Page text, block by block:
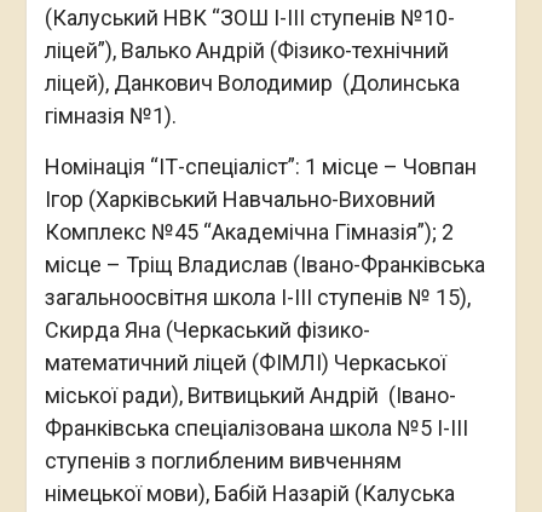
(Калуський НВК “ЗОШ І-ІІІ ступенів №10-
ліцей”), Валько Андрій (Фізико-технічний
ліцей), Данкович Володимир (Долинська
гімназія №1).
Номінація “ІТ-спеціаліст”: 1 місце – Човпан
Ігор (Харківський Навчально-Виховний
Комплекс №45 “Академічна Гімназія”); 2
місце – Тріщ Владислав (Івано-Франківська
загальноосвітня школа І-ІІІ ступенів № 15),
Скирда Яна (Черкаський фізико-
математичний ліцей (ФІМЛІ) Черкаської
міської ради), Витвицький Андрій (Івано-
Франківська спеціалізована школа №5 I-III
ступенів з поглибленим вивченням
німецької мови), Бабій Назарій (Калуська